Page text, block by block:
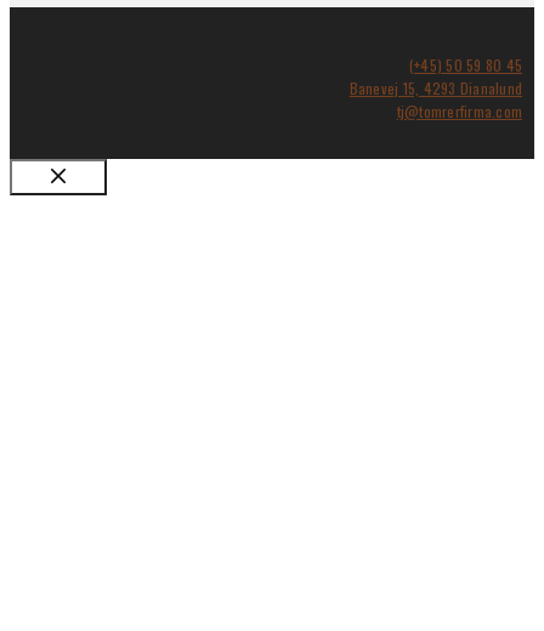
(+45) 50 59 80 45
Banevej 15, 4293 Dianalund
tj@tomrerfirma.com
Luk